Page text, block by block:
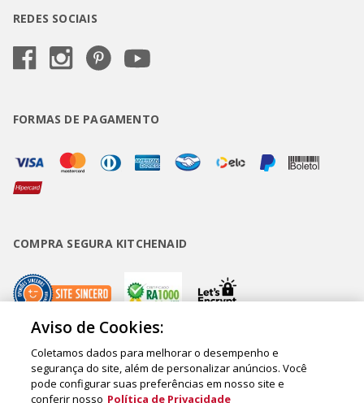
REDES SOCIAIS
FORMAS DE PAGAMENTO
COMPRA SEGURA KITCHENAID
Copyright • BUD Comércio de Eletrodomésticos Ltda. ® 2020 - CNPJ
62.058.318/0007-76. - Inscrição Municipal/Estadual 148.044.198.118 Sede:
Aviso de Cookies:
Coletamos dados para melhorar o desempenho e
segurança do site, além de personalizar anúncios. Você
pode configurar suas preferências em nosso site e
conferir nosso Política de Privacidade